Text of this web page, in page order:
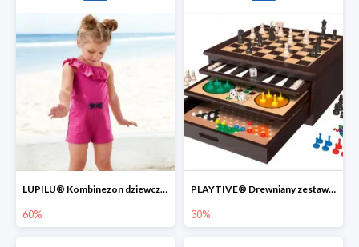
LUPILU® Kombinezon dziewczęcy z bawełny
60%
PLAYTIVE® Drewniany zestaw gier 10 w 1
30%